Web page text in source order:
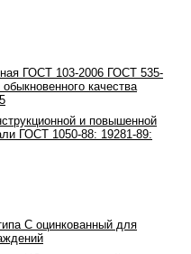
ГОСТ 103-2006 ГОСТ 535-
качества
и повышенной
ГОСТ 1050-88: 19281-89:
С оцинкованный для